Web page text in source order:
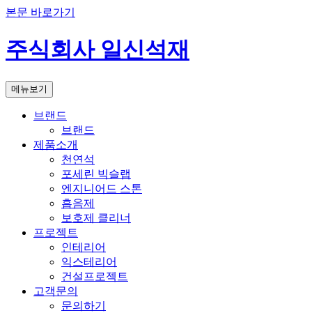
본문 바로가기
주식회사 일신석재
메뉴보기
브랜드
브랜드
제품소개
천연석
포세린 빅슬랩
엔지니어드 스톤
흡음제
보호제 클리너
프로젝트
인테리어
익스테리어
건설프로젝트
고객문의
문의하기